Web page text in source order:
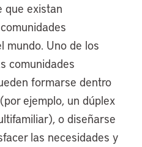
que existan
mundo. Uno de los
comunidades
formarse dentro
ejemplo, un dúplex
o diseñarse
las necesidades y